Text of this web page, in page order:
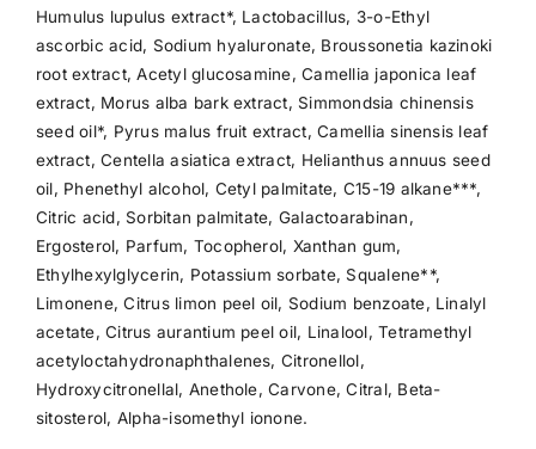
Humulus lupulus extract*, Lactobacillus, 3-o-Ethyl
ascorbic acid, Sodium hyaluronate, Broussonetia kazinoki
root extract, Acetyl glucosamine, Camellia japonica leaf
extract, Morus alba bark extract, Simmondsia chinensis
seed oil*, Pyrus malus fruit extract, Camellia sinensis leaf
extract, Centella asiatica extract, Helianthus annuus seed
oil, Phenethyl alcohol, Cetyl palmitate, C15-19 alkane***,
Citric acid, Sorbitan palmitate, Galactoarabinan,
Ergosterol, Parfum, Tocopherol, Xanthan gum,
Ethylhexylglycerin, Potassium sorbate, Squalene**,
Limonene, Citrus limon peel oil, Sodium benzoate, Linalyl
acetate, Citrus aurantium peel oil, Linalool, Tetramethyl
acetyloctahydronaphthalenes, Citronellol,
Hydroxycitronellal, Anethole, Carvone, Citral, Beta-
sitosterol, Alpha-isomethyl ionone.